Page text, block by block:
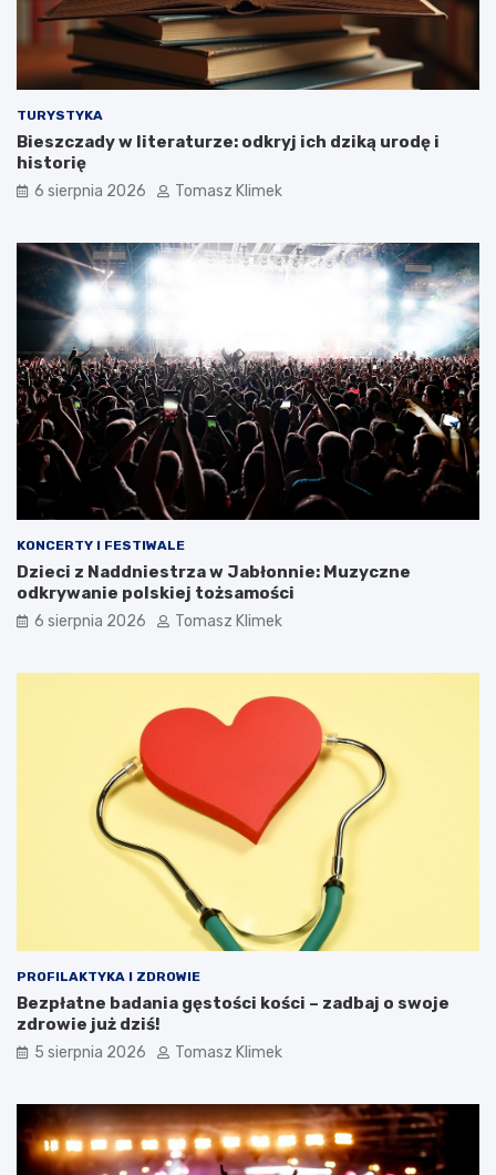
TURYSTYKA
Bieszczady w literaturze: odkryj ich dziką urodę i
historię
6 sierpnia 2026 Tomasz Klimek
KONCERTY I FESTIWALE
Dzieci z Naddniestrza w Jabłonnie: Muzyczne
odkrywanie polskiej tożsamości
6 sierpnia 2026 Tomasz Klimek
PROFILAKTYKA I ZDROWIE
Bezpłatne badania gęstości kości – zadbaj o swoje
zdrowie już dziś!
5 sierpnia 2026 Tomasz Klimek